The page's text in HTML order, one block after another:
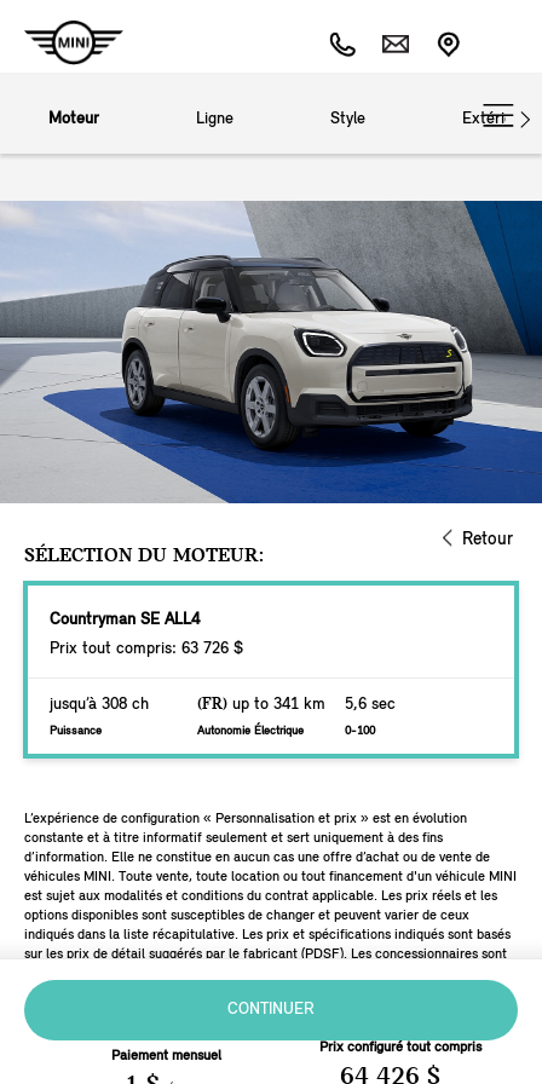
Moteur Ligne Style Extérieur
Retour
SÉLECTION DU MOTEUR:
Countryman SE ALL4
Prix tout compris: 63 726 $
jusqu’à 308 ch
Puissance
(FR) up to 341 km
Autonomie Électrique
5,6 sec
0-100
CONTINUER
Paiement mensuel
Prix configuré tout compris
64 426 $
L’expérience de configuration « Personnalisation et prix » est en évolution
constante et à titre informatif seulement et sert uniquement à des fins
d’information. Elle ne constitue en aucun cas une offre d’achat ou de vente de
véhicules MINI. Toute vente, toute location ou tout financement d'un véhicule MINI
est sujet aux modalités et conditions du contrat applicable. Les prix réels et les
options disponibles sont susceptibles de changer et peuvent varier de ceux
indiqués dans la liste récapitulative. Les prix et spécifications indiqués sont basés
sur les prix de détail suggérés par le fabricant (PDSF). Les concessionnaires sont